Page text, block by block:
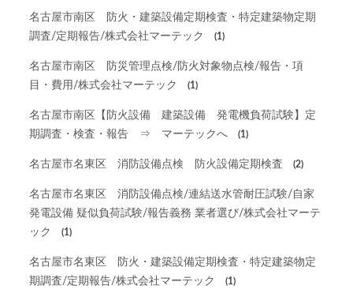
名古屋市南区 防火・建築設備定期検査・特定建築物定期
調査/定期報告/株式会社マーテック
(1)
名古屋市南区 防災管理点検/防火対象物点検/報告・項
目・費用/株式会社マーテック
(1)
名古屋市南区【防火設備 建築設備 発電機負荷試験】定
期調査・検査・報告 ⇒ マーテックへ
(1)
名古屋市名東区 消防設備点検 防火設備定期検査 (2)
名古屋市名東区 消防設備点検/連結送水管耐圧試験/自家
発電設備 疑似負荷試験/報告義務 業者選び/株式会社マーテ
ック
(1)
名古屋市名東区 防火・建築設備定期検査・特定建築物定
期調査/定期報告/株式会社マーテック
(1)